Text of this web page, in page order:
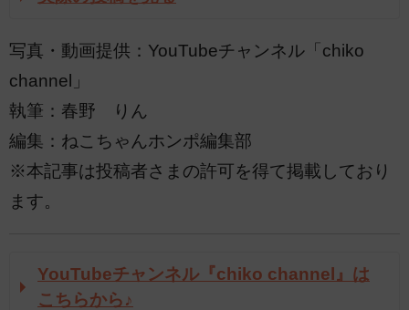
写真・動画提供：YouTubeチャンネル「chiko
channel」
執筆：春野 りん
編集：ねこちゃんホンポ編集部
※本記事は投稿者さまの許可を得て掲載しており
ます。
YouTubeチャンネル『chiko channel』は
こちらから♪